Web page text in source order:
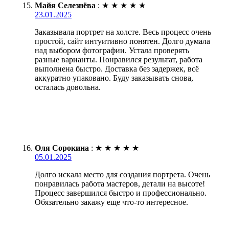
Майя Селезнёва : ★ ★ ★ ★ ★
23.01.2025
Заказывала портрет на холсте. Весь процесс очень
простой, сайт интуитивно понятен. Долго думала
над выбором фотографии. Устала проверять
разные варианты. Понравился результат, работа
выполнена быстро. Доставка без задержек, всё
аккуратно упаковано. Буду заказывать снова,
осталась довольна.
Оля Сорокина : ★ ★ ★ ★ ★
05.01.2025
Долго искала место для создания портрета. Очень
понравилась работа мастеров, детали на высоте!
Процесс завершился быстро и профессионально.
Обязательно закажу еще что-то интересное.